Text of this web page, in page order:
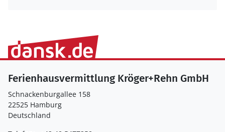
Ferienhausvermittlung Kröger+Rehn GmbH
Schnackenburgallee 158
22525 Hamburg
Deutschland